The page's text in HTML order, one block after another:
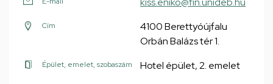
Cím
4100 Berettyóújfalu
Orbán Balázs tér 1.
Épület, emelet, szobaszám Hotel épület, 2. emelet